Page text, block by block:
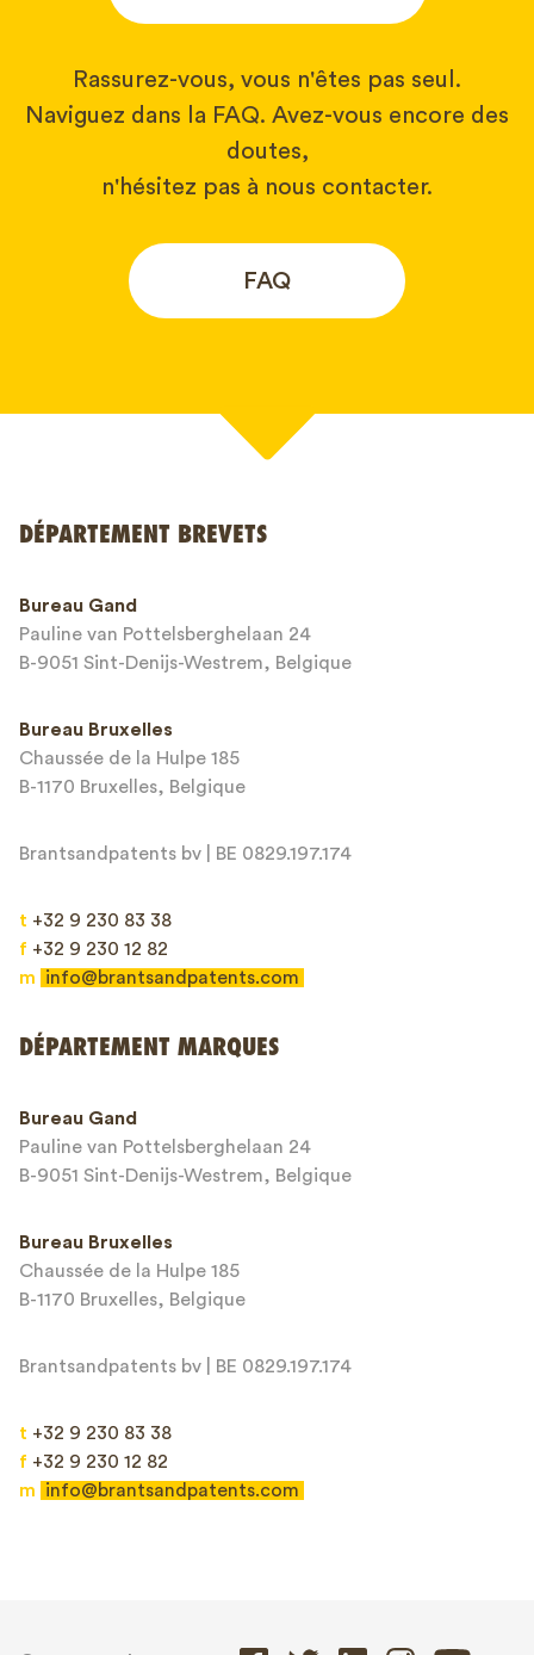
Rassurez-vous, vous n'êtes pas seul.
Naviguez dans la FAQ. Avez-vous encore des
doutes,
n'hésitez pas à nous contacter.
FAQ
Adresse email*
Message*
This site is protected by reCAPTCHA and the Google
DÉPARTEMENT BREVETS
Bureau Gand
Pauline van Pottelsberghelaan 24
B-9051 Sint-Denijs-Westrem, Belgique
Bureau Bruxelles
Chaussée de la Hulpe 185
B-1170 Bruxelles, Belgique
Brantsandpatents bv | BE 0829.197.174
t +32 9 230 83 38
f +32 9 230 12 82
m
info@brantsandpatents.com
DÉPARTEMENT MARQUES
Bureau Gand
Pauline van Pottelsberghelaan 24
B-9051 Sint-Denijs-Westrem, Belgique
Bureau Bruxelles
Chaussée de la Hulpe 185
B-1170 Bruxelles, Belgique
Brantsandpatents bv | BE 0829.197.174
t +32 9 230 83 38
f +32 9 230 12 82
m
info@brantsandpatents.com